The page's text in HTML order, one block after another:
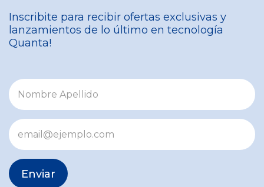
Inscribite para recibir ofertas exclusivas y
lanzamientos de lo último en tecnología
Quanta!
Enviar